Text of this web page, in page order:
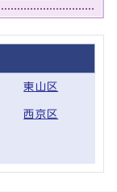
東山区
西京区